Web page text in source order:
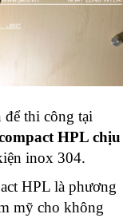
để thi công tại
HPL chịu
inox 304.
HPL là phương
mỹ cho không